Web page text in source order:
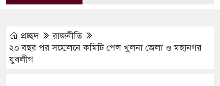
প্রচ্ছদ
রাজনীতি
২০ বছর পর সম্মেলনে কমিটি পেল খুলনা জেলা ও মহানগর
যুবলীগ